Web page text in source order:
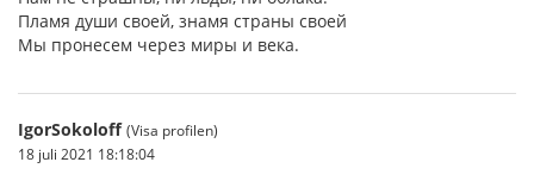
Пламя души своей, знамя страны своей
Мы пронесем через миры и века.
IgorSokoloff (Visa profilen)
18 juli 2021 18:18:04